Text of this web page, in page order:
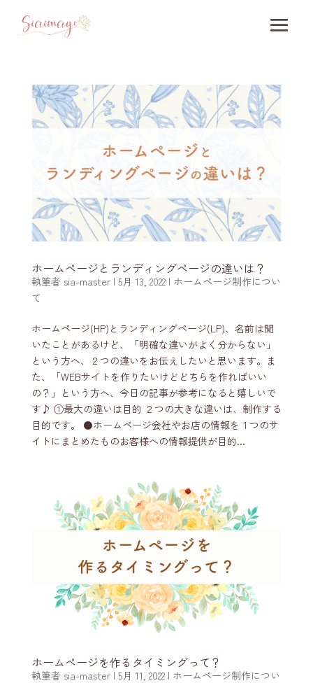
ホームページとランディングページの違いは？
執筆者 sia-master| 5月 13, 2022| ホームページ制作につい
て
ホームページ(HP)とランディングページ(LP)、名前は聞
いたことがあるけど、「明確な違いがよく分からない」
という方へ、２つの違いをお伝えしたいと思います。ま
た、「WEBサイトを作りたいけどどちらを作ればいい
の？」という方へ、今日の記事が参考になると嬉しいで
す♪ ①最大の違いは目的 ２つの大きな違いは、制作する
目的です。 ⚫️ホームページ会社やお店の情報を１つのサ
イトにまとめたものお客様への情報提供が目的...
ホームページを作るタイミングって？
執筆者 sia-master| 5月 11, 2022| ホームページ制作につい